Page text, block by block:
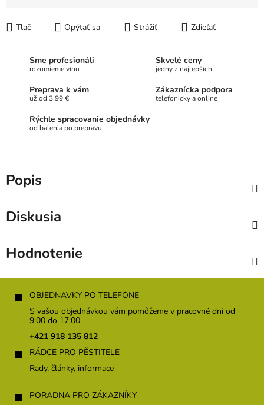
Tlač Opýtať sa Strážiť Zdieľať
Sme profesionáli
rozumieme vínu
Skvelé ceny
jedny z najlepších
Preprava k vám
už od 3,99 €
Zákaznícka podpora
telefonicky a online
Rýchle spracovanie objednávky
od balenia po prepravu
Popis
Diskusia
Hodnotenie
OBJEDNÁVKY PO TELEFÓNE
S vašou objednávkou vám pomôžeme v pracovné dni od
9:00 do 17:00.
+421 918 135 812
RÁDCE PRO PĚSTITELE
Rady, články, informace
PORADNA PRO ZÁKAZNÍKY